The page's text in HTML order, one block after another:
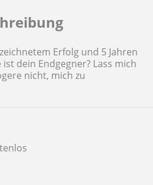
Erfolg und 5 Jahren
dein Endgegner? Lass mich
nicht, mich zu